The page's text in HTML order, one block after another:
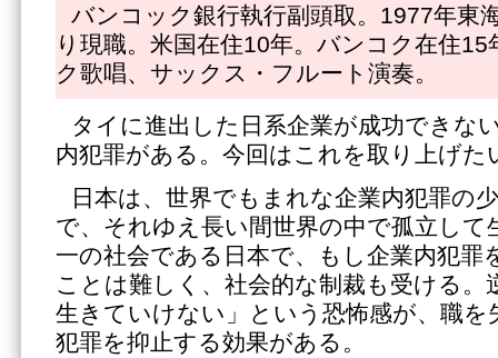
バンコック銀行執行副頭取。1977年東
り現職。米国在住10年。バンコク在住
ク歌唱、サックス・フルート演奏。
タイに進出した日系企業が成功できな
内犯罪がある。今回はこれを取り上げた
日本は、世界でもまれな企業内犯罪の
で、それゆえ長い間世界の中で孤立して
一の社会である日本で、もし企業内犯罪
ことは難しく、社会的な制裁も受ける。
生きていけない」という恐怖感が、職を
犯罪を抑止する効果がある。